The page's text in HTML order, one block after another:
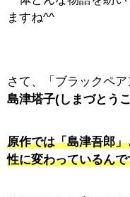
ますね^^
さて、「ブラックペ
島津塔子(しまづとう
原作では「島津吾郎
性に変わっているん